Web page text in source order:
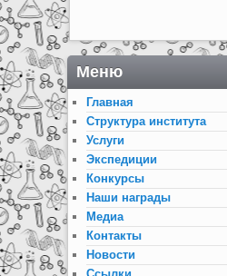
Меню
Главная
Структура института
Услуги
Экспедиции
Конкурсы
Наши награды
Медиа
Контакты
Новости